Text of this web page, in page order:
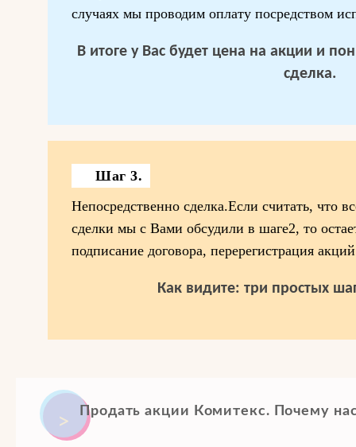
случаях мы проводим оплату посредством
В итоге у Вас будет цена на акции и
сделка.
Шаг 3.
Непосредственно сделка.Если считать, что
сделки мы с Вами обсудили в шаге2, то
подписание договора, перерегистрация
Как видите: три простых
Продать акции Комитекс. Почему